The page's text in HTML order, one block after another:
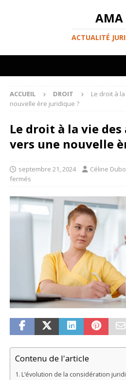
AMA
ACTUALITÉ
ACCUEIL DROIT
Le droit à
nouvelle ère juridique ?
Le droit à la vie
vers une nouvelle
septembre 21, 2024 Céline
fermés
Contenu de l'article
L’évolution de la considération